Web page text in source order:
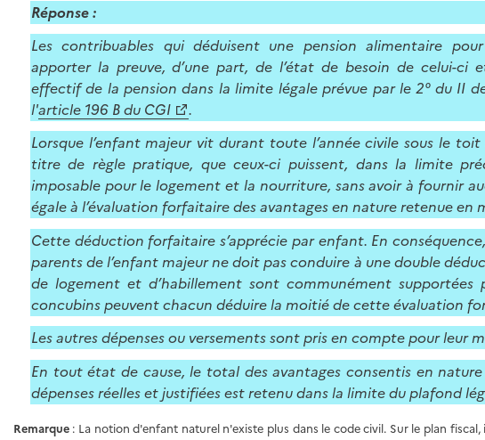
Réponse :
Les contribuables qui déduisent une pension alimentaire
apporter la preuve, d’une part, de l’état de besoin de celui-ci
effectif de la pension dans la limite légale prévue par le 2° du II
l'article 196 B du CGI
.
Lorsque l’enfant majeur vit durant toute l’année civile sous le
titre de règle pratique, que ceux-ci puissent, dans la limite
imposable pour le logement et la nourriture, sans avoir à fournir
égale à l’évaluation forfaitaire des avantages en nature retenue en
Cette déduction forfaitaire s’apprécie par enfant. En
parents de l’enfant majeur ne doit pas conduire à une double
de logement et d’habillement sont communément supportées
concubins peuvent chacun déduire la moitié de cette évaluation
Les autres dépenses ou versements sont pris en compte pour leur
En tout état de cause, le total des avantages consentis en
dépenses réelles et justifiées est retenu dans la limite du plafond
Remarque : La notion d'enfant naturel n'existe plus dans le code civil. Sur le plan